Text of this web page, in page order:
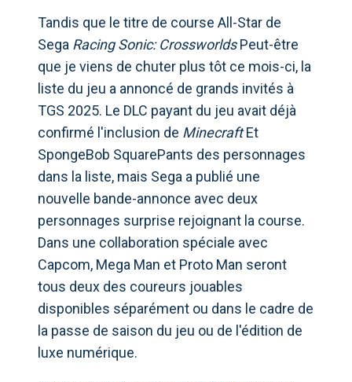
Tandis que le titre de course All-Star de
Sega Racing Sonic: CrossworldsPeut-être
que je viens de chuter plus tôt ce mois-ci, la
liste du jeu a annoncé de grands invités à
TGS 2025. Le DLC payant du jeu avait déjà
confirmé l'inclusion de MinecraftEt
SpongeBob SquarePants des personnages
dans la liste, mais Sega a publié une
nouvelle bande-annonce avec deux
personnages surprise rejoignant la course.
Dans une collaboration spéciale avec
Capcom, Mega Man et Proto Man seront
tous deux des coureurs jouables
disponibles séparément ou dans le cadre de
la passe de saison du jeu ou de l'édition de
luxe numérique.